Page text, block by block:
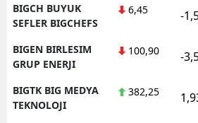
BIGCH BUYUK
SEFLER BIGCHEFS
6,45 -
BIGEN BIRLESIM
GRUP ENERJI
100,90 -
BIGTK BIG MEDYA
TEKNOLOJI
382,25